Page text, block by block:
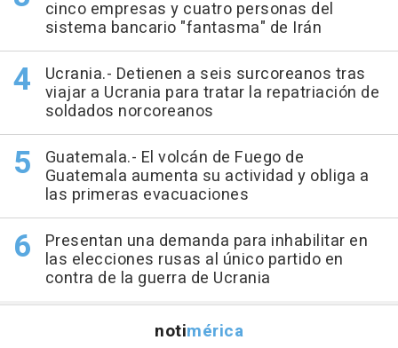
cinco empresas y cuatro personas del
sistema bancario "fantasma" de Irán
Ucrania.- Detienen a seis surcoreanos tras
viajar a Ucrania para tratar la repatriación de
soldados norcoreanos
Guatemala.- El volcán de Fuego de
Guatemala aumenta su actividad y obliga a
las primeras evacuaciones
Presentan una demanda para inhabilitar en
las elecciones rusas al único partido en
contra de la guerra de Ucrania
notimérica